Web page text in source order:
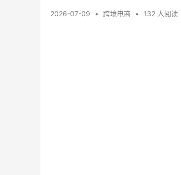
2026-07-09 • 跨境电商 • 132 人阅读